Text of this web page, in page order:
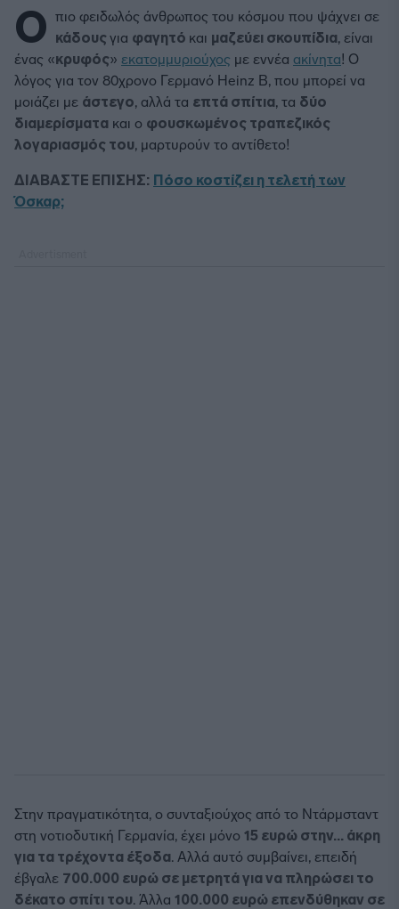
Ο πιο φειδωλός άνθρωπος του κόσμου που ψάχνει σε
κάδουςγια φαγητό και μαζεύει σκουπίδια, είναι
ένας «κρυφός» εκατομμυριούχος με εννέα ακίνητα! Ο
λόγος για τον 80χρονο Γερμανό Heinz B, που μπορεί να
μοιάζει με άστεγο, αλλά τα επτά σπίτια, τα δύο
διαμερίσματα και ο φουσκωμένος τραπεζικός
λογαριασμός του, μαρτυρούν το αντίθετο!
ΔΙΑΒΑΣΤΕ ΕΠΙΣΗΣ: Πόσο κοστίζει η τελετή των
Όσκαρ;
Στην πραγματικότητα, ο συνταξιούχος από το Ντάρμσταντ
στη νοτιοδυτική Γερμανία, έχει μόνο 15 ευρώ στην... άκρη
για τα τρέχοντα έξοδα. Αλλά αυτό συμβαίνει, επειδή
έβγαλε 700.000 ευρώ σε μετρητά για να πληρώσει το
δέκατο σπίτι του. Άλλα 100.000 ευρώ επενδύθηκαν σε